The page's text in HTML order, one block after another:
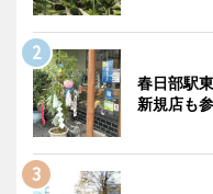
春日部駅
新規店も